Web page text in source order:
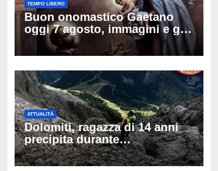
TEMPO LIBERO
Buon onomastico Gaetano
oggi 7 agosto, immagini e gif
di auguri da condividere sui
social
ATTUALITÀ
Dolomiti, ragazza di 14 anni
precipita durante
un’escursione: tragedia sul
Latemar davanti alla famiglia